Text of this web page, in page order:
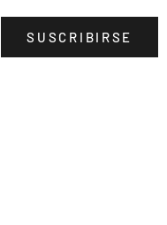
SUSCRIBIRSE